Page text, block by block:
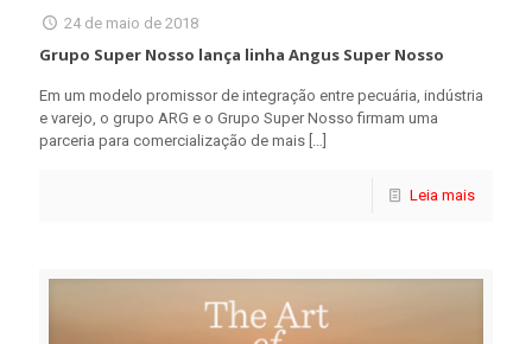
24 de maio de 2018
Grupo Super Nosso lança linha Angus Super Nosso
Em um modelo promissor de integração entre pecuária, indústria
e varejo, o grupo ARG e o Grupo Super Nosso firmam uma
parceria para comercialização de mais […]
Leia mais